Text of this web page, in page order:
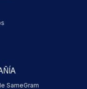
SameGram